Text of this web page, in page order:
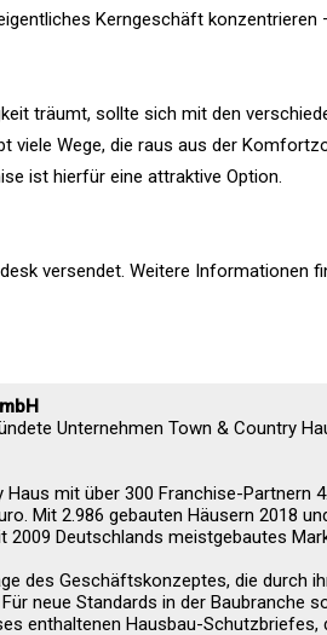
Kerngeschäft konzentrieren
träumt, sollte sich mit den
viele Wege, die raus aus der
ist hierfür eine attraktive Option.
versendet. Weitere Informationen
Unternehmen Town & Country
mit über 300 Franchise-Partnern
Mit 2.986 gebauten Häusern 2018
Deutschlands meistgebautes
des Geschäftskonzeptes, die durch
neue Standards in der Baubranche
enthaltenen Hausbau-Schutzbriefes,